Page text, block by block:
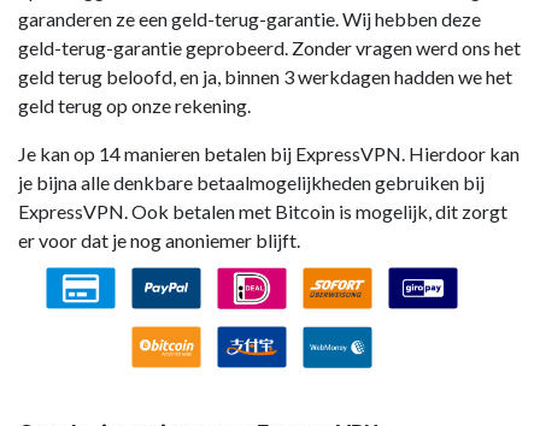
garanderen ze een geld-terug-garantie. Wij hebben deze
geld-terug-garantie geprobeerd. Zonder vragen werd ons het
geld terug beloofd, en ja, binnen 3 werkdagen hadden we het
geld terug op onze rekening.
Je kan op 14 manieren betalen bij ExpressVPN. Hierdoor kan
je bijna alle denkbare betaalmogelijkheden gebruiken bij
ExpressVPN. Ook betalen met Bitcoin is mogelijk, dit zorgt
er voor dat je nog anoniemer blijft.